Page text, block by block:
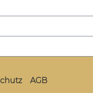
AGB